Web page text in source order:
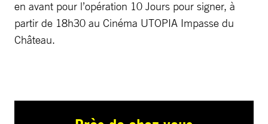
en avant pour l’opération 10 Jours pour signer, à
partir de 18h30 au Cinéma UTOPIA Impasse du
Château.